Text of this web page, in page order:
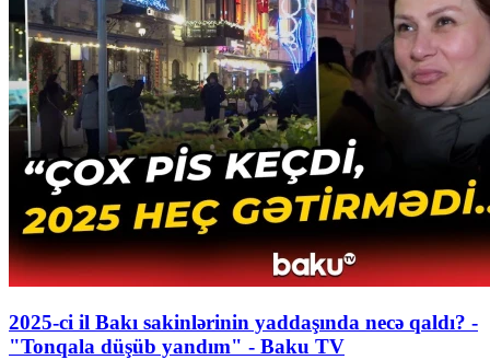
2025-ci il Bakı sakinlərinin yaddaşında necə qaldı? -
"Tonqala düşüb yandım" - Baku TV